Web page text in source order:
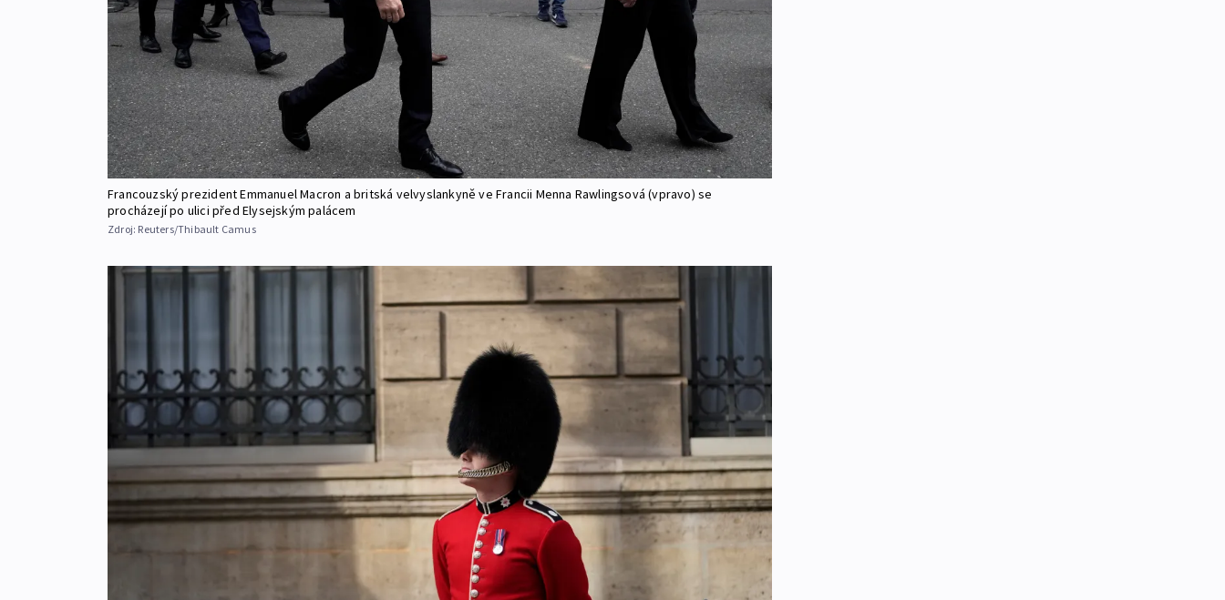
Francouzský prezident Emmanuel Macron a britská velvyslankyně ve Francii Menna Rawlingsová (vpravo) se
procházejí po ulici před Elysejským palácem
Zdroj: Reuters/Thibault Camus